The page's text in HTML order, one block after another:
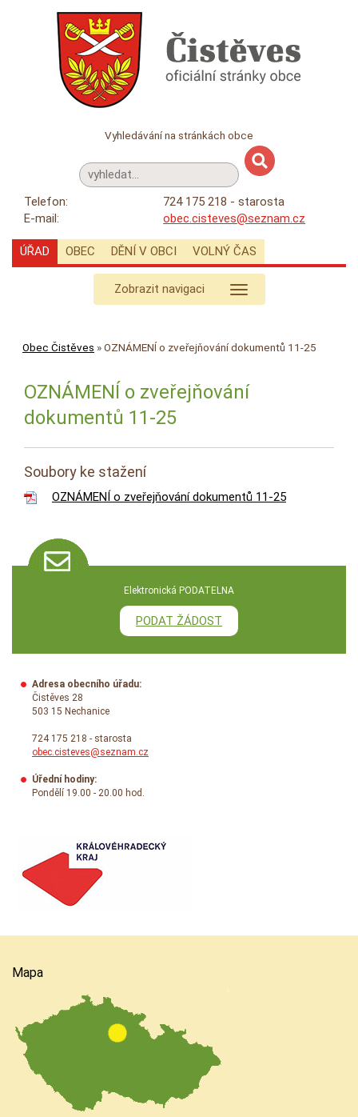
Vyhledávání na stránkách obce
Telefon:
724 175 218 - starosta
E-mail:
obec.cisteves@seznam.cz
ÚŘAD OBEC DĚNÍ V OBCI VOLNÝ ČAS
Zobrazit navigaci
Obec Čistěves »OZNÁMENÍ o zveřejňování dokumentů 11-25
OZNÁMENÍ o zveřejňování
dokumentů 11-25
Soubory ke stažení
OZNÁMENÍ o zveřejňování dokumentů 11-25
Elektronická PODATELNA
PODAT ŽÁDOST
Adresa obecního úřadu:
Čistěves 28
503 15 Nechanice
724 175 218 - starosta
obec.cisteves@seznam.cz
Úřední hodiny:
Pondělí 19.00 - 20.00 hod.
Mapa